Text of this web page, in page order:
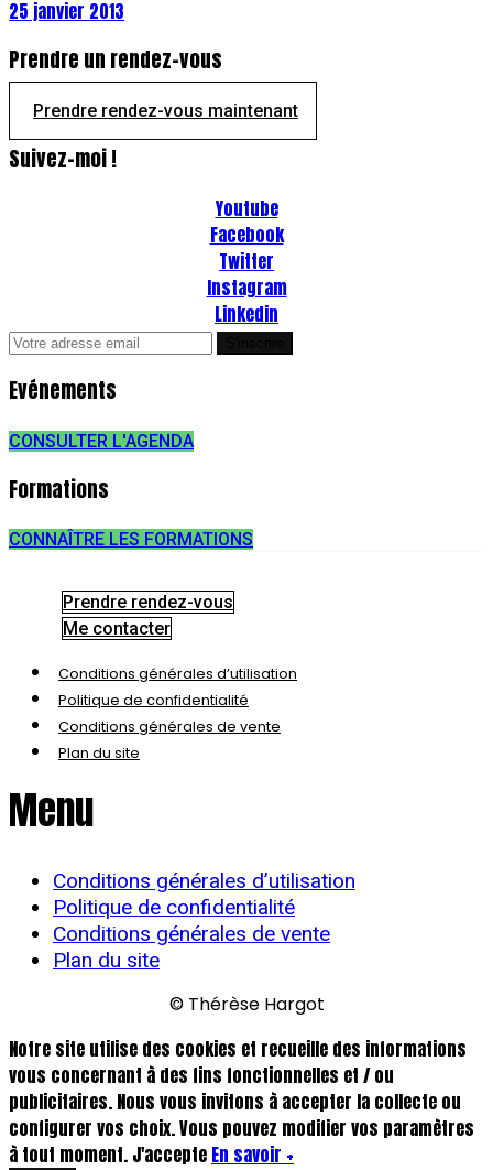
25 janvier 2013
Prendre un rendez-vous
Prendre rendez-vous maintenant
Suivez-moi !
Youtube
Facebook
Twitter
Instagram
Linkedin
Evénements
CONSULTER L'AGENDA
Formations
CONNAÎTRE LES FORMATIONS
Prendre rendez-vous
Me contacter
Conditions générales d’utilisation
Politique de confidentialité
Conditions générales de vente
Plan du site
Menu
Conditions générales d’utilisation
Politique de confidentialité
Conditions générales de vente
Plan du site
© Thérèse Hargot
Notre site utilise des cookies et recueille des informations
vous concernant à des fins fonctionnelles et / ou
publicitaires. Nous vous invitons à accepter la collecte ou
configurer vos choix. Vous pouvez modifier vos paramètres
à tout moment. J'accepte En savoir +